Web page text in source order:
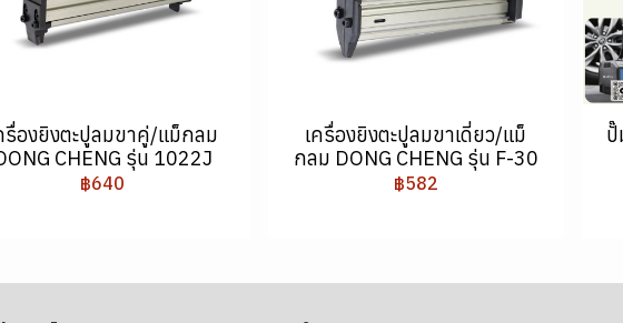
รื่องยิงตะปูลมขาคู่/แม็กลม
CHENG รุ่น 1022J
฿640
เครื่องยิงตะปูลมขาเดี่ยว/แม็
กลม DONG CHENG รุ่น F-30
฿582
ปั๊